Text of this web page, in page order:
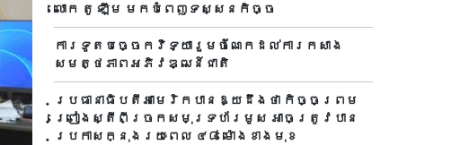
លោក តូ ឡឹម មកបំពេញទស្សនកិច្ច
ការទូតបច្ចេកវិទ្យារួមចំណែកដល់ការកសាង
សមត្ថភាពអភិវឌ្ឍន៍ជាតិ
ប្រធានាធិបតីអាមេរិកបាន​ឱ្យដឹងថា កិច្ចព្រម
ព្រៀងស្តីពីច្រកសមុទ្រហ័រមូស អាចត្រូវបាន
ប្រកាសក្នុងរយៈពេល ៤៨ ម៉ោងខាងមុខ